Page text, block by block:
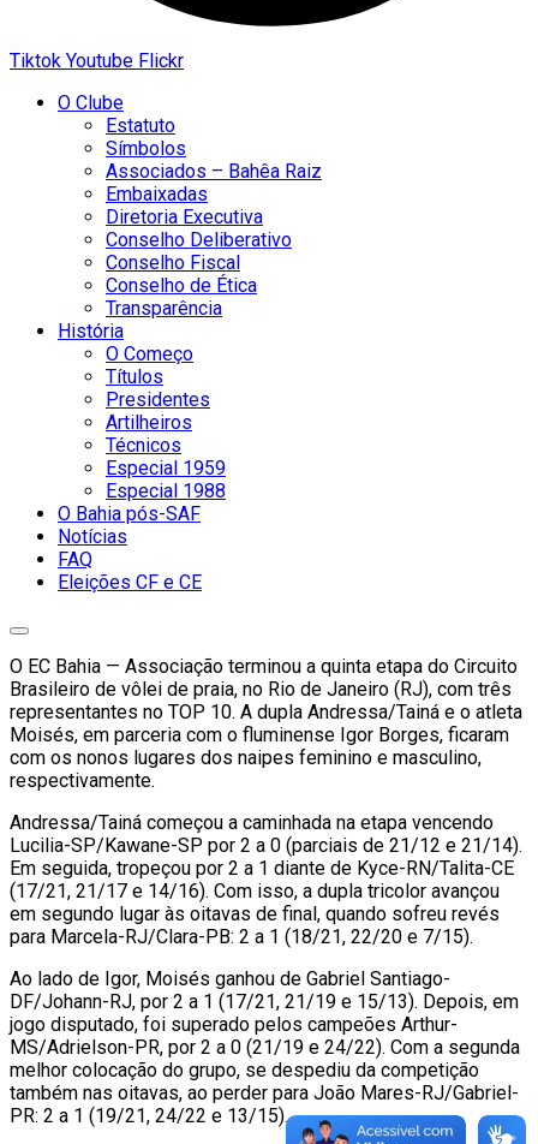
Tiktok Youtube Flickr
O Clube
Estatuto
Símbolos
Associados – Bahêa Raiz
Embaixadas
Diretoria Executiva
Conselho Deliberativo
Conselho Fiscal
Conselho de Ética
Transparência
História
O Começo
Títulos
Presidentes
Artilheiros
Técnicos
Especial 1959
Especial 1988
O Bahia pós-SAF
Notícias
FAQ
Eleições CF e CE
O EC Bahia — Associação terminou a quinta etapa do Circuito
Brasileiro de vôlei de praia, no Rio de Janeiro (RJ), com três
representantes no TOP 10. A dupla Andressa/Tainá e o atleta
Moisés, em parceria com o fluminense Igor Borges, ficaram
com os nonos lugares dos naipes feminino e masculino,
respectivamente.
Andressa/Tainá começou a caminhada na etapa vencendo
Lucilia-SP/Kawane-SP por 2 a 0 (parciais de 21/12 e 21/14).
Em seguida, tropeçou por 2 a 1 diante de Kyce-RN/Talita-CE
(17/21, 21/17 e 14/16). Com isso, a dupla tricolor avançou
em segundo lugar às oitavas de final, quando sofreu revés
para Marcela-RJ/Clara-PB: 2 a 1 (18/21, 22/20 e 7/15).
Ao lado de Igor, Moisés ganhou de Gabriel Santiago-
DF/Johann-RJ, por 2 a 1 (17/21, 21/19 e 15/13). Depois, em
jogo disputado, foi superado pelos campeões Arthur-
MS/Adrielson-PR, por 2 a 0 (21/19 e 24/22). Com a segunda
melhor colocação do grupo, se despediu da competição
também nas oitavas, ao perder para João Mares-RJ/Gabriel-
PR: 2 a 1 (19/21, 24/22 e 13/15).